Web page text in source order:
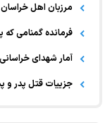
مرزبان اهل
فرمانده‌ گمنامی
آمار شهدای خراسانی
جزییات قتل پدر و